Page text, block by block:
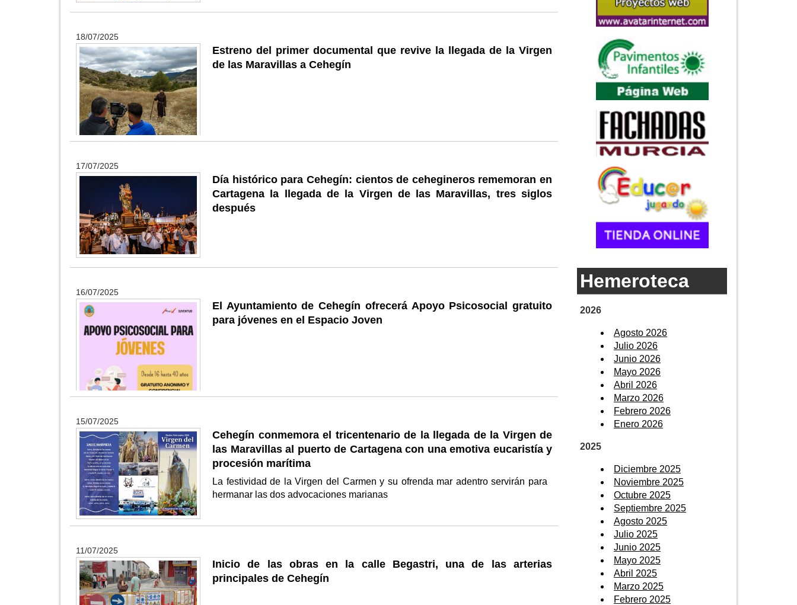
18/07/2025
Estreno del primer documental que revive la llegada de la Virgen
de las Maravillas a Cehegín
17/07/2025
Día histórico para Cehegín: cientos de cehegineros rememoran en
Cartagena la llegada de la Virgen de las Maravillas, tres siglos
después
16/07/2025
El Ayuntamiento de Cehegín ofrecerá Apoyo Psicosocial gratuito
para jóvenes en el Espacio Joven
15/07/2025
Cehegín conmemora el tricentenario de la llegada de la Virgen de
las Maravillas al puerto de Cartagena con una emotiva eucaristía y
procesión marítima
La festividad de la Virgen del Carmen y su ofrenda mar adentro servirán para
hermanar las dos advocaciones marianas
11/07/2025
Inicio de las obras en la calle Begastri, una de las arterias
principales de Cehegín
Hemeroteca
2026
Agosto 2026
Julio 2026
Junio 2026
Mayo 2026
Abril 2026
Marzo 2026
Febrero 2026
Enero 2026
2025
Diciembre 2025
Noviembre 2025
Octubre 2025
Septiembre 2025
Agosto 2025
Julio 2025
Junio 2025
Mayo 2025
Abril 2025
Marzo 2025
Febrero 2025